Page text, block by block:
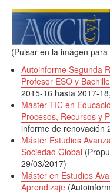
(Pulsar en la imágen
Autoinforme Segunda
Profesor ESO y
2015-16 hasta 2017-
Máster TIC en
Procesos, Recursos y
informe de renovación
Máster Estudios
Sociedad Global
29/03/2017)
Máster en Estudios
Aprendizaje